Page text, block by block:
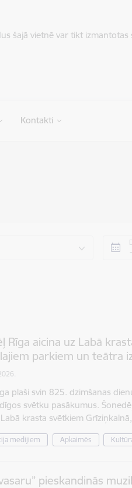
šajā vietnē var tikt
Kontakti
Rīga aicina uz Labā
parkiem un teātra
plaši svin 825. dzimšanas
svētku pasākumus.
krasta svētkiem
medijiem Apkaimēs
pieskandinās